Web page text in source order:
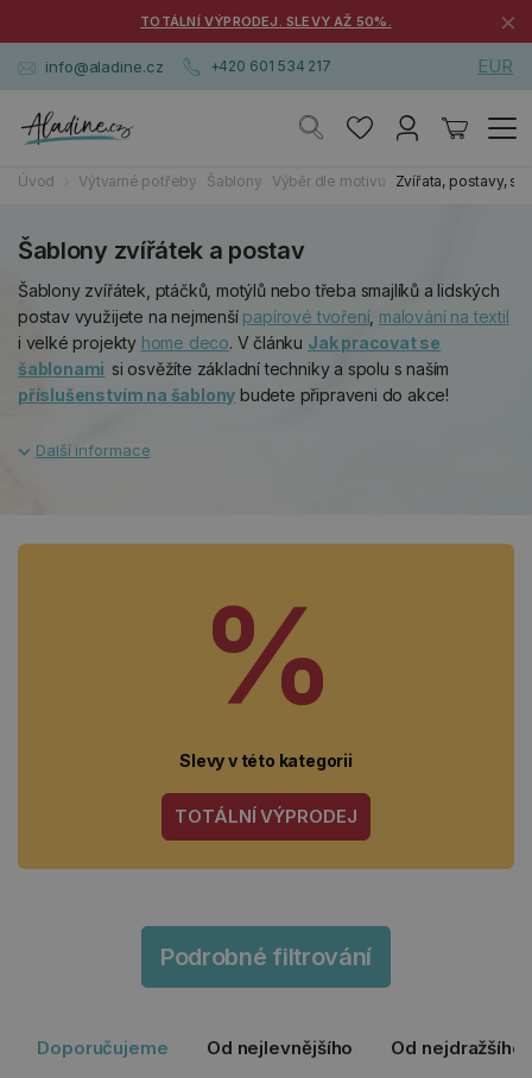
TOTÁLNÍ VÝPRODEJ. SLEVY AŽ 50%. ×
info@aladine.cz +420 601 534 217 EUR
Úvod Výtvarné potřeby Šablony Výběr dle motivu Zvířata, postavy,
Šablony zvířátek a postav
Šablony zvířátek, ptáčků, motýlů nebo třeba smajlíků a lidských
postav využijete na nejmenší papírové tvoření, malování na textil
i velké projekty home deco. V článku Jak pracovat se
šablonami si osvěžíte základní techniky a spolu s naším
příslušenstvím na šablony budete připraveni do akce!
%
Slevy v této kategorii
TOTÁLNÍ VÝPRODEJ
Podrobné filtrování
Doporučujeme Od nejlevnějšího Od nejdražšího